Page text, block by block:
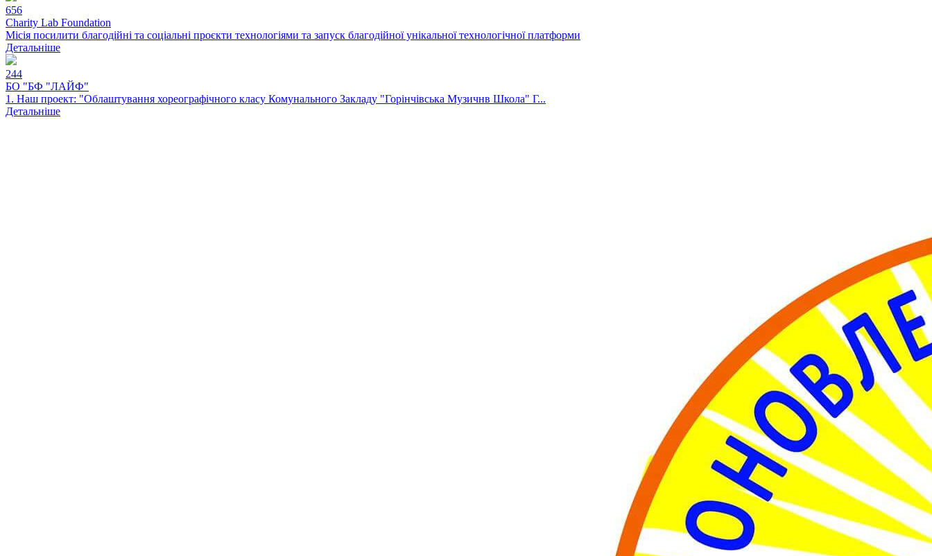
656
Charity Lab Foundation
Місія посилити благодійні та соціальні проєкти технологіями та запуск благодійної унікальної технологічної платформи
Детальніше
244
БО "БФ "ЛАЙФ"
1. Наш проект: "Облаштування хореографічного класу Комунального Закладу "Горінчівська Музичнв Школа" Г...
Детальніше